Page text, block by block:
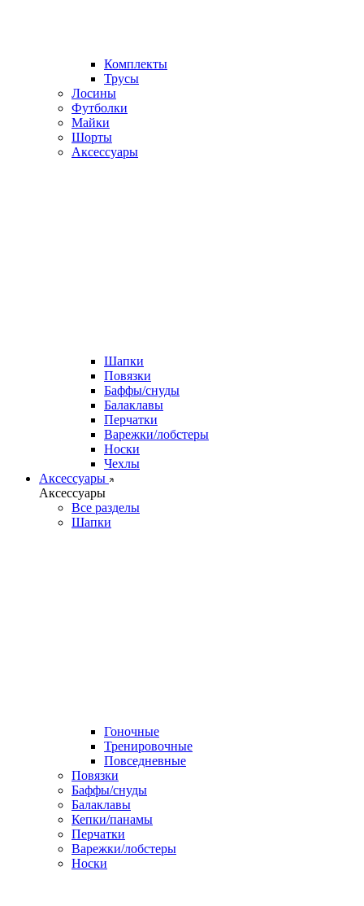
Комплекты
Трусы
Лосины
Футболки
Майки
Шорты
Аксессуары
Шапки
Повязки
Баффы/снуды
Балаклавы
Перчатки
Варежки/лобстеры
Носки
Чехлы
Аксессуары
Аксессуары
Все разделы
Шапки
Гоночные
Тренировочные
Повседневные
Повязки
Баффы/снуды
Балаклавы
Кепки/панамы
Перчатки
Варежки/лобстеры
Носки